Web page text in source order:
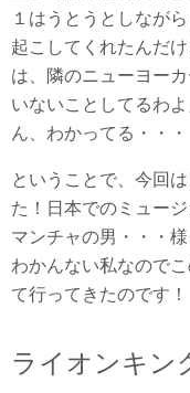
１はうとうとしなが
起こしてくれたんだ
は、隣のニューヨー
いないことしてるわ
ん、わかってる・・・
ということで、今回
た！日本でのミュー
マンチャの男・・・
わかんない私なので
て行ってきたのです！
ライオンキン